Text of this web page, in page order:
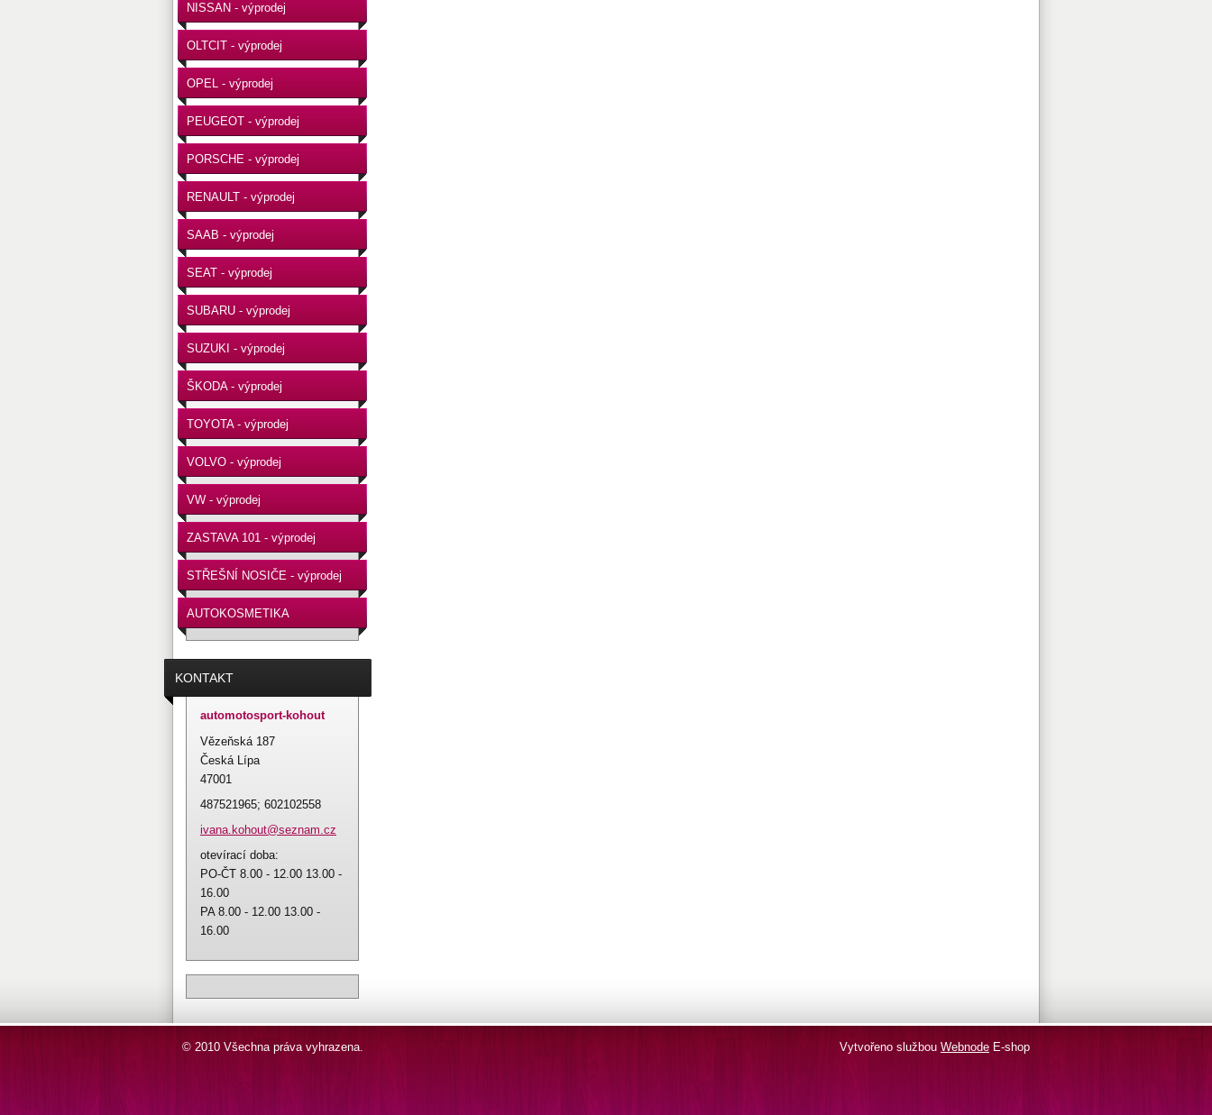
NISSAN - výprodej
OLTCIT - výprodej
OPEL - výprodej
PEUGEOT - výprodej
PORSCHE - výprodej
RENAULT - výprodej
SAAB - výprodej
SEAT - výprodej
SUBARU - výprodej
SUZUKI - výprodej
ŠKODA - výprodej
TOYOTA - výprodej
VOLVO - výprodej
VW - výprodej
ZASTAVA 101 - výprodej
STŘEŠNÍ NOSIČE - výprodej
AUTOKOSMETIKA
KONTAKT
automotosport-kohout
Vězeňská 187
Česká Lípa
47001
487521965; 602102558
ivana.kohout@seznam.cz
otevírací doba:
PO-ČT 8.00 - 12.00 13.00 -
16.00
PA 8.00 - 12.00 13.00 -
16.00
© 2010 Všechna práva vyhrazena. Vytvořeno službou Webnode E-shop